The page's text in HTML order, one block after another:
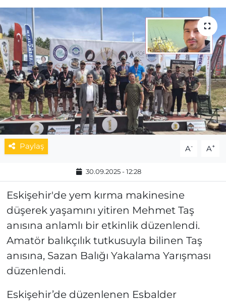
Paylaş A- A+
30.09.2025 - 12:28
Eskişehir'de yem kırma makinesine
düşerek yaşamını yitiren Mehmet Taş
anısına anlamlı bir etkinlik düzenlendi.
Amatör balıkçılık tutkusuyla bilinen Taş
anısına, Sazan Balığı Yakalama Yarışması
düzenlendi.
Eskişehir’de düzenlenen Esbalder
MAGAZİN
ESKİŞEHİRSPOR